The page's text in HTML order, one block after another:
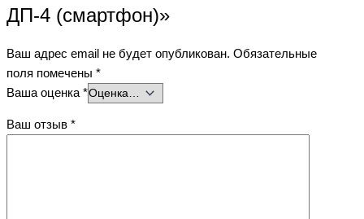
ДП-4 (смартфон)»
Ваш адрес email не будет опубликован. Обязательные
поля помечены *
Ваша оценка *
Ваш отзыв *